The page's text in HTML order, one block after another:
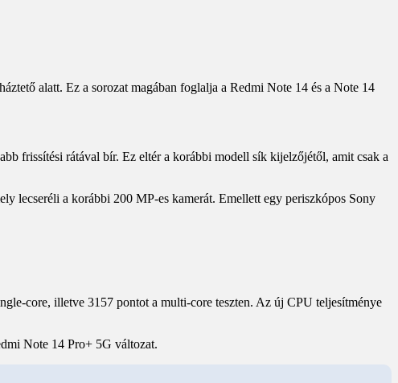
alatt. Ez a sorozat magában foglalja a Redmi Note 14 és a Note 14
frissítési rátával bír. Ez eltér a korábbi modell sík kijelzőjétől, amit csak a
lecseréli a korábbi 200 MP-es kamerát. Emellett egy periszkópos Sony
core, illetve 3157 pontot a multi-core teszten. Az új CPU teljesítménye
Note 14 Pro+ 5G változat.